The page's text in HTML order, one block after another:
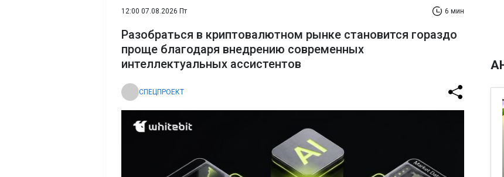
12:00 07.08.2026 Пт 6 мин
Разобраться в криптовалютном рынке становится гораздо
проще благодаря внедрению современных
интеллектуальных ассистентов
СПЕЦПРОЕКТ